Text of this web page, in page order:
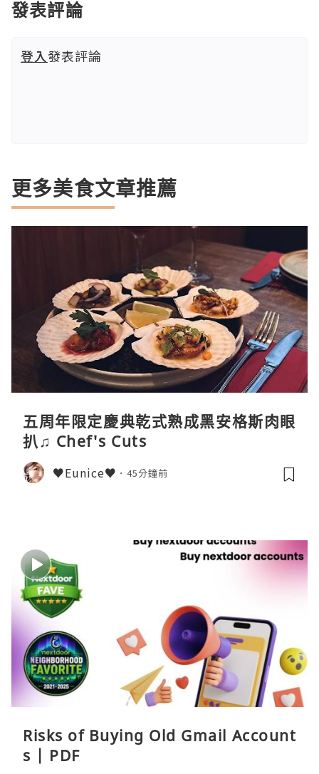
發表評論
登入發表評論
更多美食文章推薦
五周年限定慶典乾式熟成黑安格斯肉眼
扒♫ Chef's Cuts
♥Eunice♥ 45分鐘前
Risks of Buying Old Gmail Account
s | PDF